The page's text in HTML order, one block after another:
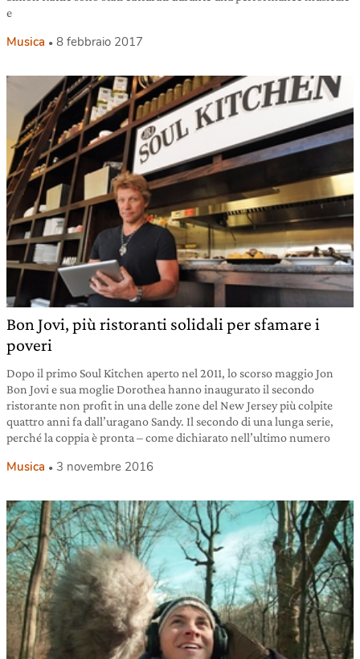
e
Musica 8 febbraio 2017
Bon Jovi, più ristoranti solidali per sfamare i
poveri
Dopo il primo Soul Kitchen aperto nel 2011, lo scorso maggio Jon
Bon Jovi e sua moglie Dorothea hanno inaugurato il secondo
ristorante non profit in una delle zone del New Jersey più colpite
quattro anni fa dall’uragano Sandy. Il secondo di una lunga serie,
perché la coppia è pronta – come dichiarato nell’ultimo numero
Musica 3 novembre 2016